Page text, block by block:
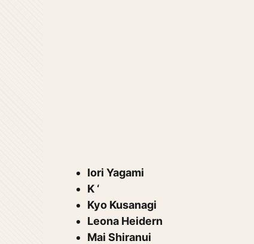
Iori Yagami
K ‘
Kyo Kusanagi
Leona Heidern
Mai Shiranui